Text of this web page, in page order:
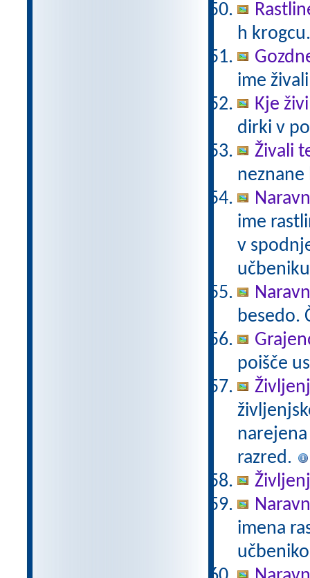
h krogcu.
ime
Kje
dirki v
Živali
neznane
ime
v
besedo.
poišče
razred.
imena